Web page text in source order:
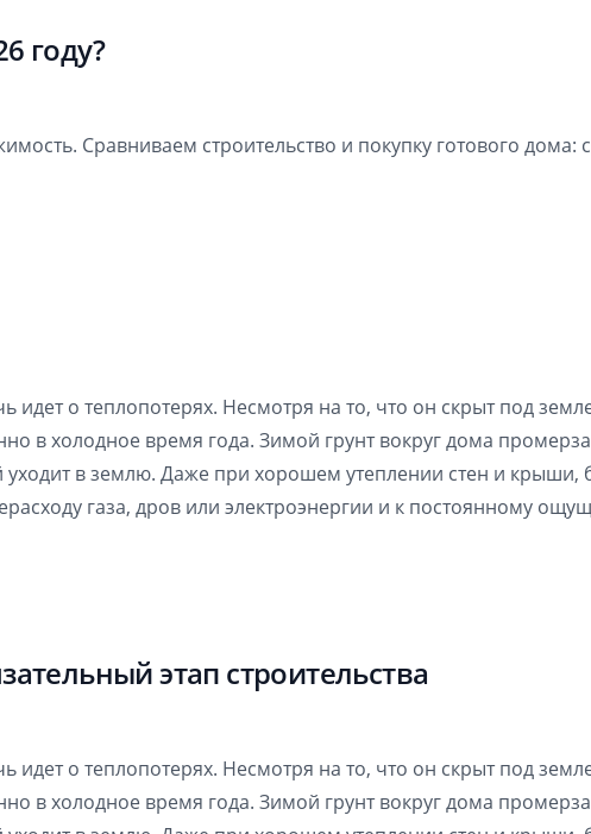
году?
Сравниваем строительство и покупку готового дома:
идет о теплопотерях. Несмотря на то, что он скрыт под
в холодное время года. Зимой грунт вокруг дома
в землю. Даже при хорошем утеплении стен и крыши,
газа, дров или электроэнергии и к постоянному
этап строительства
идет о теплопотерях. Несмотря на то, что он скрыт под
в холодное время года. Зимой грунт вокруг дома